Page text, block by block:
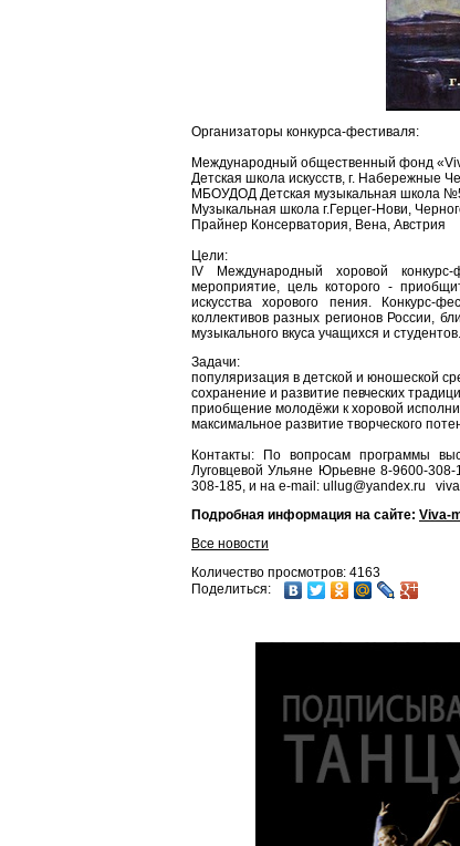
Организаторы конкурса-фестиваля:
Международный общественный фонд
Детская школа искусств, г. Набережные
МБОУДОД Детская музыкальная школа
Музыкальная школа г.Герцег-Нови,
Прайнер Консерватория, Вена, Австрия
Цели:
IV Международный хоровой конкурс-
мероприятие, цель которого -
искусства хорового пения. Конкурс-
коллективов разных регионов России,
музыкального вкуса учащихся и студентов.
Задачи:
популяризация в детской и юношеской
сохранение и развитие певческих
приобщение молодёжи к хоровой
максимальное развитие творческого
Контакты: По вопросам программы
Луговцевой Ульяне Юрьевне 8-9600-
308-185, и на e-mail: ullug@yandex.ru
Подробная информация на сайте: Viva-
Все новости
Количество просмотров: 4163
Поделиться: